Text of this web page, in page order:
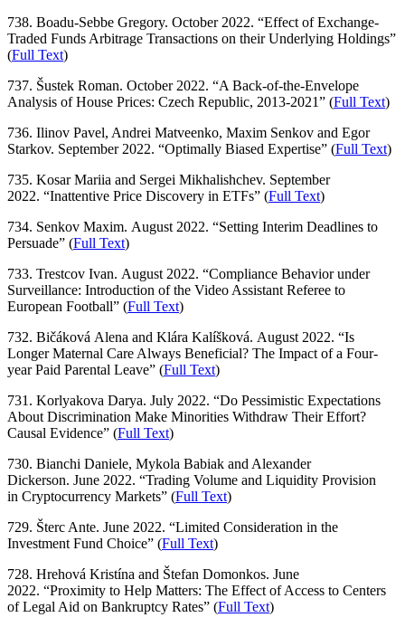
738. Boadu-Sebbe Gregory. October 2022. “Effect of Exchange-
Traded Funds Arbitrage Transactions on their Underlying Holdings”
(Full Text)
737. Šustek Roman. October 2022. “A Back-of-the-Envelope
Analysis of House Prices: Czech Republic, 2013-2021” (Full Text)
736. Ilinov Pavel, Andrei Matveenko, Maxim Senkov and Egor
Starkov. September 2022. “Optimally Biased Expertise” (Full Text)
735. Kosar Mariia and Sergei Mikhalishchev. September
2022. “Inattentive Price Discovery in ETFs” (Full Text)
734. Senkov Maxim. August 2022. “Setting Interim Deadlines to
Persuade” (Full Text)
733. Trestcov Ivan. August 2022. “Compliance Behavior under
Surveillance: Introduction of the Video Assistant Referee to
European Football” (Full Text)
732. Bičáková Alena and Klára Kalíšková. August 2022. “Is
Longer Maternal Care Always Beneficial? The Impact of a Four-
year Paid Parental Leave” (Full Text)
731. Korlyakova Darya. July 2022. “Do Pessimistic Expectations
About Discrimination Make Minorities Withdraw Their Effort?
Causal Evidence” (Full Text)
730. Bianchi Daniele, Mykola Babiak and Alexander
Dickerson. June 2022. “Trading Volume and Liquidity Provision
in Cryptocurrency Markets” (Full Text)
729. Šterc Ante. June 2022. “Limited Consideration in the
Investment Fund Choice” (Full Text)
728. Hrehová Kristína and Štefan Domonkos. June
2022. “Proximity to Help Matters: The Effect of Access to Centers
of Legal Aid on Bankruptcy Rates” (Full Text)